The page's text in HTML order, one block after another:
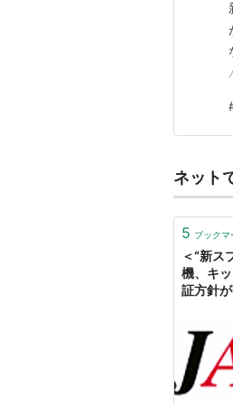
ネット
5 ブックマ
＜“新ス
機、キ
証方針
-